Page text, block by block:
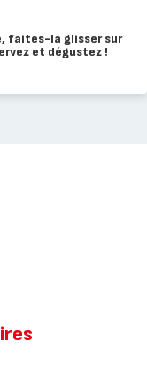
faites-la glisser sur
et dégustez !